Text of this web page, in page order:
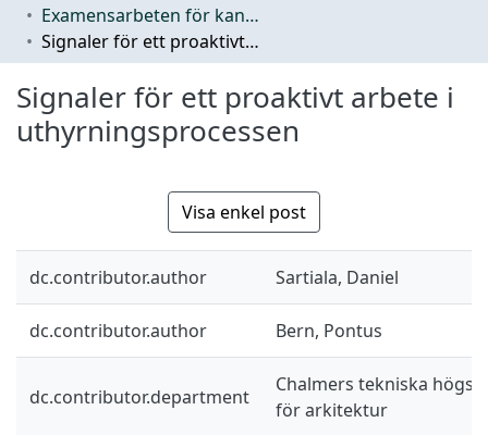
Examensarbeten för kandidatexamen
Signaler för ett proaktivt arbete i uthyrningsprocessen
Signaler för ett proaktivt arbete i
uthyrningsprocessen
Visa enkel post
dc.contributor.author Sartiala, Daniel
dc.contributor.author Bern, Pontus
dc.contributor.department
Chalmers tekniska
för arkitektur